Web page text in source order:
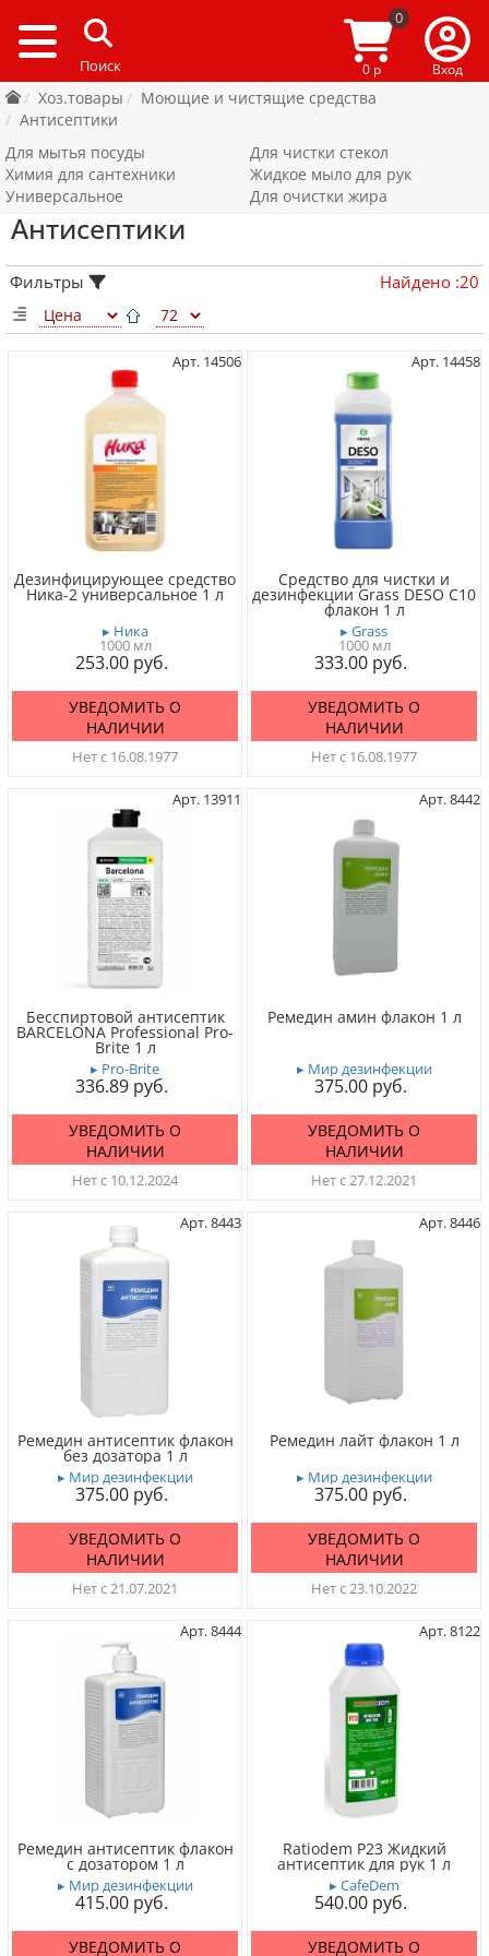
0
0 р Вход
Хоз.товары
Моющие и чистящие средства
Антисептики
Для мытья посуды
Для чистки стекол
Химия для сантехники
Жидкое мыло для рук
Универсальное
Для очистки жира
Антисептики
Фильтры Найдено :20
Арт. 14506
Дезинфицирующее средство
Ника-2 универсальное 1 л
▸ Ника
1000 мл
253.00
УВЕДОМИТЬ О
НАЛИЧИИ
Нет с 16.08.1977
Арт. 14458
Средство для чистки и
дезинфекции Grass DESO С10
флакон 1 л
▸ Grass
1000 мл
333.00
УВЕДОМИТЬ О
НАЛИЧИИ
Нет с 16.08.1977
Арт. 13911
Бесспиртовой антисептик
BARCELONA Professional Pro-
Brite 1 л
▸ Pro-Brite
336.89
УВЕДОМИТЬ О
НАЛИЧИИ
Нет с 10.12.2024
Арт. 8442
Ремедин амин флакон 1 л
▸ Мир дезинфекции
375.00
УВЕДОМИТЬ О
НАЛИЧИИ
Нет с 27.12.2021
Арт. 8443
Ремедин антисептик флакон
без дозатора 1 л
▸ Мир дезинфекции
375.00
УВЕДОМИТЬ О
НАЛИЧИИ
Нет с 21.07.2021
Арт. 8446
Ремедин лайт флакон 1 л
▸ Мир дезинфекции
375.00
УВЕДОМИТЬ О
НАЛИЧИИ
Нет с 23.10.2022
Арт. 8444
Ремедин антисептик флакон
с дозатором 1 л
▸ Мир дезинфекции
415.00
УВЕДОМИТЬ О
Арт. 8122
Ratiodem P23 Жидкий
антисептик для рук 1 л
▸ CafeDem
540.00
УВЕДОМИТЬ О